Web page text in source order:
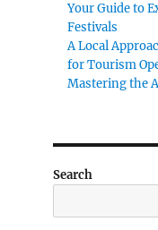
Your Guide to
Festivals
A Local
for Tourism
Mastering the
Search